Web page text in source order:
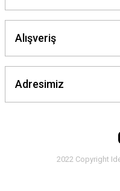
Alışveriş
Adresimiz
2022 Copyright